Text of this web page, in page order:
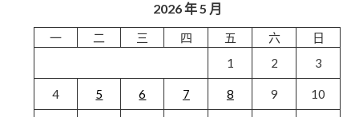
2026 年 5 月
一 二 三 四 五 六
日
1
2 3
4 5 6 7 8 9 10